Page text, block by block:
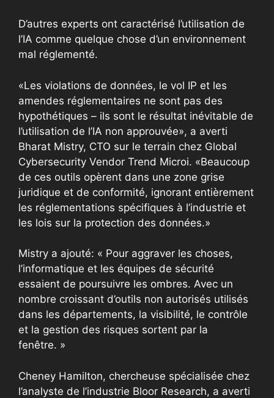
D’autres experts ont caractérisé l’utilisation de
l’IA comme quelque chose d’un environnement
mal réglementé.
«Les violations de données, le vol IP et les
amendes réglementaires ne sont pas des
hypothétiques – ils sont le résultat inévitable de
l’utilisation de l’IA non approuvée», a averti
Bharat Mistry, CTO sur le terrain chez Global
Cybersecurity Vendor Trend Microi. «Beaucoup
de ces outils opèrent dans une zone grise
juridique et de conformité, ignorant entièrement
les réglementations spécifiques à l’industrie et
les lois sur la protection des données.»
Mistry a ajouté: « Pour aggraver les choses,
l’informatique et les équipes de sécurité
essaient de poursuivre les ombres. Avec un
nombre croissant d’outils non autorisés utilisés
dans les départements, la visibilité, le contrôle
et la gestion des risques sortent par la
fenêtre. »
Cheney Hamilton, chercheuse spécialisée chez
l’analyste de l’industrie Bloor Research, a averti